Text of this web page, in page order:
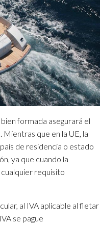
formada asegurará el
que en la UE, la
de residencia o estado
ya que cuando la
requisito
al IVA aplicable al fletar
se pague